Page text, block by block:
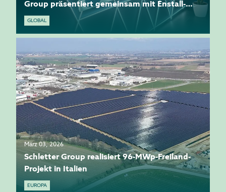
Group präsentiert gemeinsam mit Enstall-
Gruppe Neuheiten auf der Intersolar
GLOBAL
März 03, 2026
Schletter Group realisiert 96-MWp-Freiland-
Projekt in Italien
EUROPA